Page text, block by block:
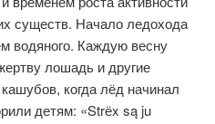
существ. Начало ледохода
водяного. Каждую весну
лошадь и другие
когда лёд начинал
детям: «Strёx są ju